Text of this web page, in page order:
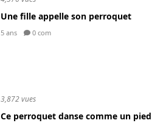
Une fille appelle son perroquet
5 ans 0 com
3,872 vues
Ce perroquet danse comme un pied